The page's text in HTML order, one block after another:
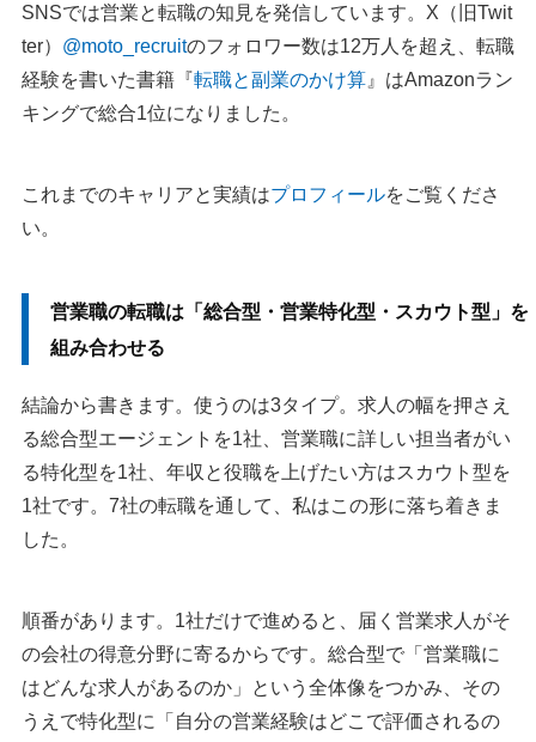
SNSでは営業と転職の知見を発信しています。X（旧Twit
ter） @moto_recruitのフォロワー数は12万人を超え、転職
経験を書いた書籍『転職と副業のかけ算 』はAmazonラン
キングで総合1位になりました。
これまでのキャリアと実績はプロフィールをご覧くださ
い。
営業職の転職は「総合型・営業特化型・スカウト型」を
組み合わせる
結論から書きます。使うのは3タイプ。求人の幅を押さえ
る総合型エージェントを1社、営業職に詳しい担当者がい
る特化型を1社、年収と役職を上げたい方はスカウト型を
1社です。7社の転職を通して、私はこの形に落ち着きま
した。
順番があります。1社だけで進めると、届く営業求人がそ
の会社の得意分野に寄るからです。総合型で「営業職に
はどんな求人があるのか」という全体像をつかみ、その
うえで特化型に「自分の営業経験はどこで評価されるの